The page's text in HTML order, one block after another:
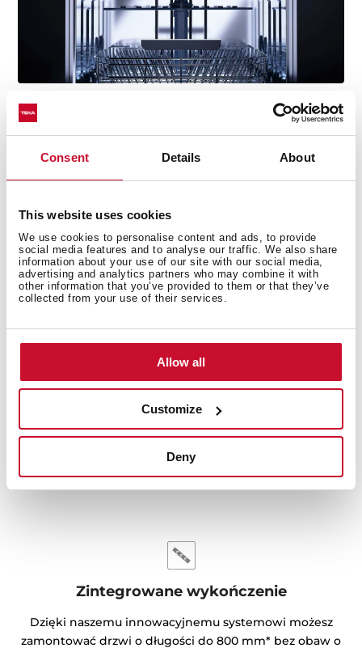
Consent Details About
This website uses cookies
We use cookies to personalise content and ads, to provide
social media features and to analyse our traffic. We also share
information about your use of our site with our social media,
advertising and analytics partners who may combine it with
other information that you’ve provided to them or that they’ve
collected from your use of their services.
Allow all
Customize
Deny
Nie przestajemy szukać prostoty i komfortu na każdym
automatycznie rozpoznaje ilość i ciśnienie wody w
zależności od stopnia zabrudzenia naczyń, a także
dostosowuje idealną temperaturę, aby uzyskać
doskonałe rezultaty zmywania.
Zintegrowane wykończenie
Dzięki naszemu innowacyjnemu systemowi możesz
zamontować drzwi o długości do 800 mm* bez obaw o